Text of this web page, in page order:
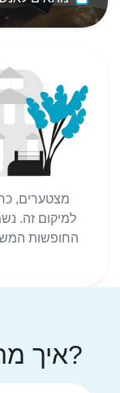
מצטערים,
למיקום זה.
החופשות
איך מתכננים חופשה חכם?